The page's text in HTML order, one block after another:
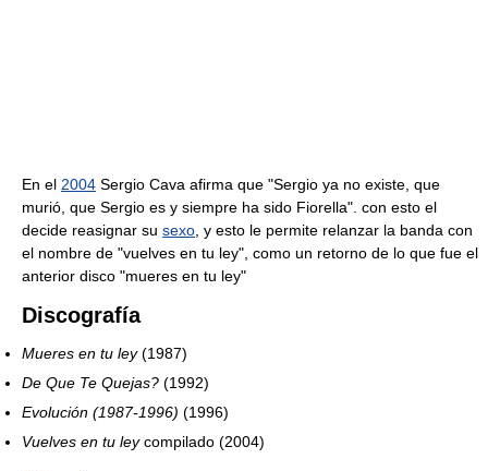
En el 2004 Sergio Cava afirma que "Sergio ya no existe, que
murió, que Sergio es y siempre ha sido Fiorella". con esto el
decide reasignar su sexo , y esto le permite relanzar la banda con
el nombre de "vuelves en tu ley", como un retorno de lo que fue el
anterior disco "mueres en tu ley"
Discografía
Mueres en tu ley(1987)
De Que Te Quejas? (1992)
Evolución (1987-1996) (1996)
Vuelves en tu leycompilado (2004)